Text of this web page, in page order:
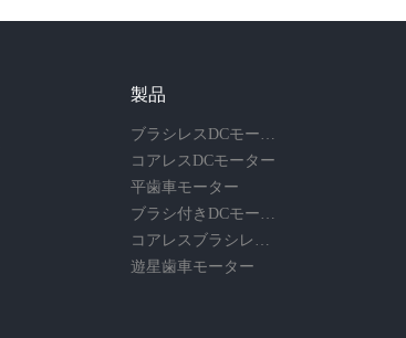
製品
コアレスDCモーター
平歯車モーター
遊星歯車モーター